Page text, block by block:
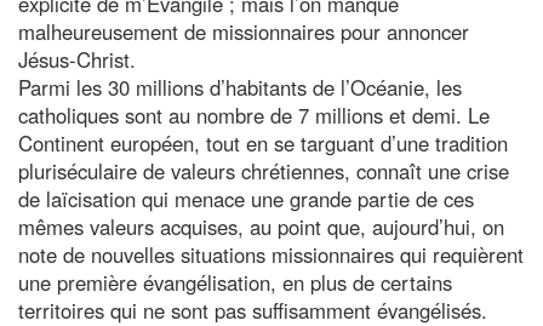
malheureusement de missionnaires pour annoncer
Jésus-Christ.
Parmi les 30 millions d’habitants de l’Océanie, les
catholiques sont au nombre de 7 millions et demi. Le
Continent européen, tout en se targuant d’une tradition
pluriséculaire de valeurs chrétiennes, connaît une crise
de laïcisation qui menace une grande partie de ces
mêmes valeurs acquises, au point que, aujourd’hui, on
note de nouvelles situations missionnaires qui requièrent
une première évangélisation, en plus de certains
territoires qui ne sont pas suffisamment évangélisés.